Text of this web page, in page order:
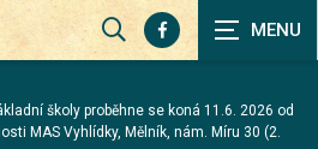
Zobrazit
školy proběhne se koná 11.6. 2026 od
MAS Vyhlídky, Mělník, nám. Míru 30 (2.